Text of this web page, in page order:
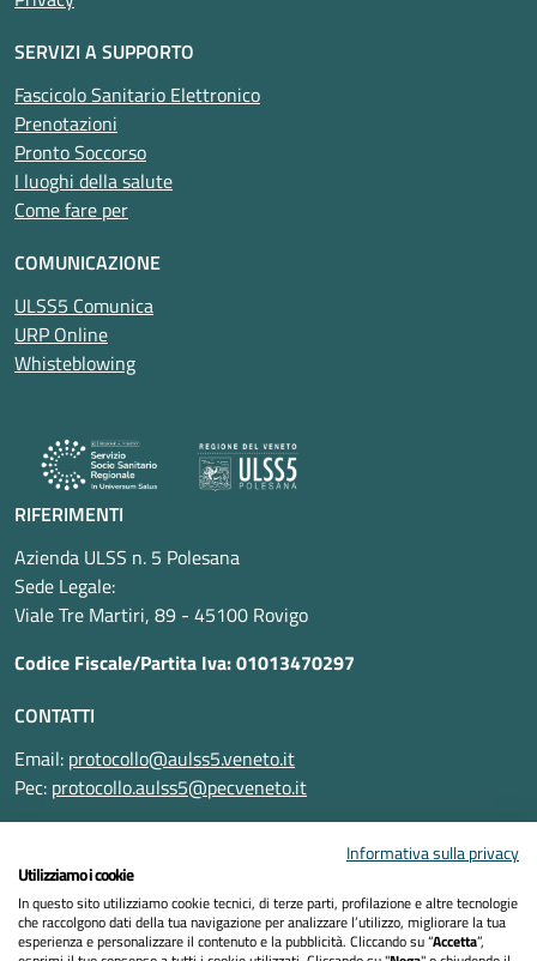
SERVIZI A SUPPORTO
Fascicolo Sanitario Elettronico
Prenotazioni
Pronto Soccorso
I luoghi della salute
Come fare per
COMUNICAZIONE
ULSS5 Comunica
URP Online
Whisteblowing
RIFERIMENTI
Azienda ULSS n. 5 Polesana
Sede Legale:
Viale Tre Martiri, 89 - 45100 Rovigo
Codice Fiscale/Partita Iva: 01013470297
CONTATTI
Email: protocollo@aulss5.veneto.it
Pec: protocollo.aulss5@pecveneto.it
Informativa sulla privacy
Utilizziamo i cookie
In questo sito utilizziamo cookie tecnici, di terze parti, profilazione e altre tecnologie
che raccolgono dati della tua navigazione per analizzare l’utilizzo, migliorare la tua
esperienza e personalizzare il contenuto e la pubblicità. Cliccando su “Accetta”,